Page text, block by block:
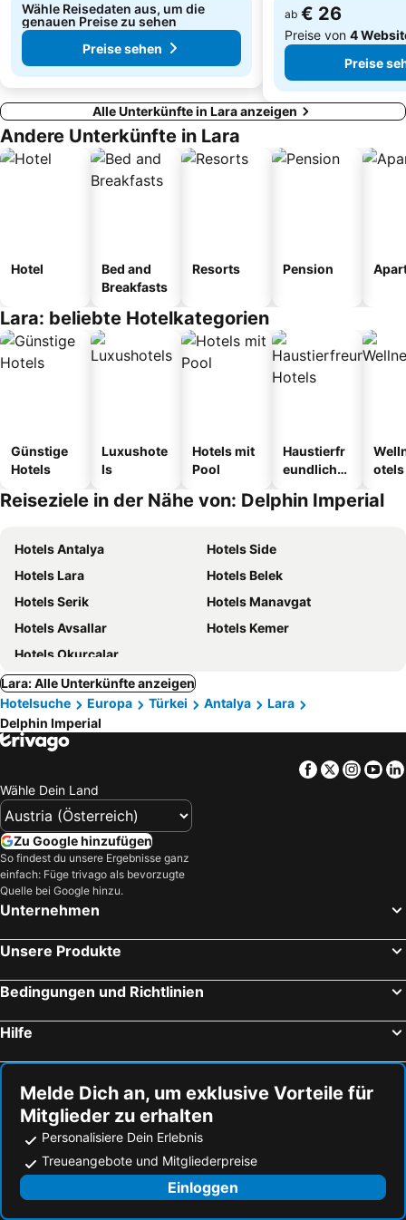
Wähle Reisedaten aus, um die
genauen Preise zu sehen
Preise sehen
ab € 26
Preise von 4
Preise
Alle Unterkünfte in Lara anzeigen
Andere Unterkünfte in Lara
Hotel
Bed and
Breakfasts
Resorts Pension
Lara: beliebte Hotelkategorien
Günstige
Hotels
Luxushote
ls
Hotels mit
Pool
Haustierfr
eundliche
otels
Reiseziele in der Nähe von: Delphin Imperial
Hotels Antalya
Hotels Side
Hotels Lara
Hotels Belek
Hotels Serik
Hotels Manavgat
Hotels Avsallar
Hotels Kemer
Hotels Okurcalar
Lara: Alle Unterkünfte anzeigen
Hotelsuche
Europa Türkei Antalya
Lara
Delphin Imperial
Facebook
Twitter
Wähle Dein Land
Zu Google hinzufügen
So findest du unsere Ergebnisse ganz
einfach: Füge trivago als bevorzugte
Quelle bei Google hinzu.
Unternehmen
Unsere Produkte
Bedingungen und Richtlinien
Hilfe
Melde Dich an, um exklusive Vorteile für
Mitglieder zu erhalten
Personalisiere Dein Erlebnis
Treueangebote und Mitgliederpreise
Einloggen